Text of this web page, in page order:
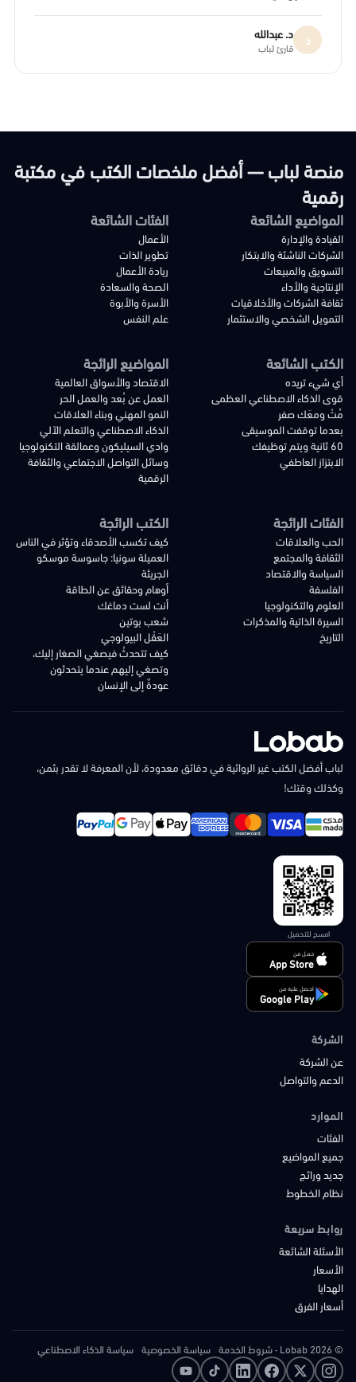
د د. عبدالله
قارئ لباب
منصة لباب — أفضل ملخصات الكتب في مكتبة
رقمية
المواضيع الشائعة
القيادة والإدارة
الشركات الناشئة والابتكار
التسويق والمبيعات
الإنتاجية والأداء
ثقافة الشركات والأخلاقيات
التمويل الشخصي والاستثمار
الفئات الشائعة
الأعمال
تطوير الذات
ريادة الأعمال
الصحة والسعادة
الأسرة والأبوة
علم النفس
الكتب الشائعة
أي شيء تريده
قوى الذكاء الاصطناعي العظمى
مُتْ ومعَك صفر
بعدما توقفت الموسيقى
60 ثانية ويتم توظيفك
الابتزاز العاطفي
المواضيع الرائجة
الاقتصاد والأسواق العالمية
العمل عن بُعد والعمل الحر
النمو المهني وبناء العلاقات
الذكاء الاصطناعي والتعلم الآلي
وادي السيليكون وعمالقة التكنولوجيا
وسائل التواصل الاجتماعي والثقافة
الرقمية
الفئات الرائجة
الحب والعلاقات
الثقافة والمجتمع
السياسة والاقتصاد
الفلسفة
العلوم والتكنولوجيا
السيرة الذاتية والمذكرات
التاريخ
الكتب الرائجة
كيف تكسب الأصدقاء وتؤثر في الناس
العميلة سونيا: جاسوسة موسكو
الجريئة
أوهام وحقائق عن الطاقة
أنت لست دماغك
شعب بوتين
العَقْل البيولوجي
كيف تتحدثُ فيصغي الصغار إليك،
وتصغي إليهم عندما يتحدثون
عودةٌ إلى الإنسان
لباب أفضل الكتب غير الروائية في دقائق معدودة، لأن المعرفة لا تقدر بثمن،
وكذلك وقتك!
امسح للتحميل
حمل من
App Store
احصل عليه من
Google Play
الشركة
عن الشركة
الدعم والتواصل
الموارد
الفئات
جميع المواضيع
جديد ورائج
نظام الخطوط
روابط سريعة
الأسئلة الشائعة
الأسعار
الهدايا
أسعار الفرق
© 2026 Lobab
· شروط الخدمة سياسة الخصوصية سياسة الذكاء الاصطناعي